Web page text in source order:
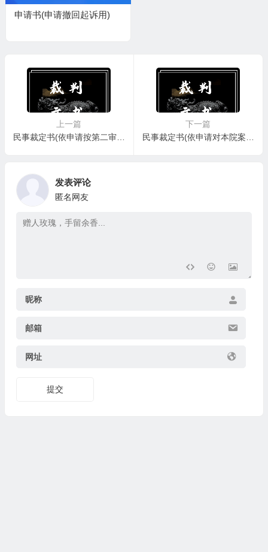
申请书(申请撤回起诉用)
上一篇
民事裁定书(依申请按第二审程序再审案件，驳回起诉用)
下一篇
发表评论
匿名网友
昵称
邮箱
网址
提交